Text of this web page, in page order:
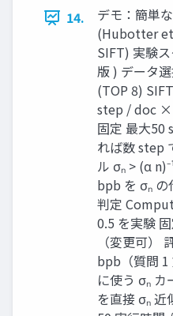
14.
デモ：簡単
(Hubotter et
SIFT) 実験
版 ) データ
(TOP 8)
step / doc ×
固定 最大50
れば数 step
ル σₙ > (α
bpb を σₙ
判定
0.5 を実験
（変更可）
bpb（質問 1
に使う σₙ カ
を直接 σₙ